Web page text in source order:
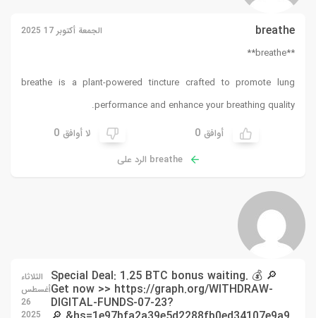
breathe الجمعة أكتوبر 17 2025
**breathe**
breathe is a plant-powered tincture crafted to promote lung
performance and enhance your breathing quality.
أوافق 0 لا أوافق 0
breathe الرد على
🔎 💰 Special Deal: 1.25 BTC bonus waiting.
Get now >> https://graph.org/WITHDRAW-
DIGITAL-FUNDS-07-23?
الثلاثاء
أغسطس
26
2025